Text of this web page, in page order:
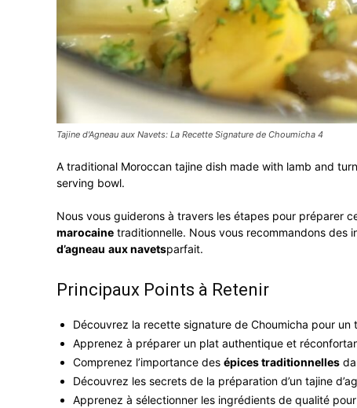
Tajine d'Agneau aux Navets: La Recette Signature de Choumicha 4
A traditional Moroccan tajine dish made with lamb and
serving bowl.
Nous vous guiderons à travers les étapes pour préparer
marocaine traditionnelle. Nous vous recommandons des
d’agneau aux navetsparfait.
Principaux Points à Retenir
Découvrez la recette signature de Choumicha pour un
Apprenez à préparer un plat authentique et
Comprenez l’importance des épices traditionnelles
Découvrez les secrets de la préparation d’un tajine
Apprenez à sélectionner les ingrédients de qualité